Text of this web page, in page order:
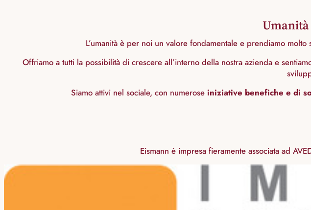
L’umanità è per noi un valore fondamentale e prendiamo
Offriamo a tutti la possibilità di crescere all’interno della nostra azienda e
Siamo attivi nel sociale, con numerose iniziative benefiche e di
Eismann è impresa fieramente associata ad